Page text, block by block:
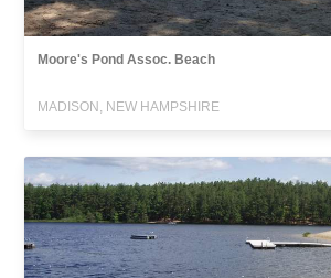
Moore's Pond Assoc. Beach
MADISON, NEW HAMPSHIRE